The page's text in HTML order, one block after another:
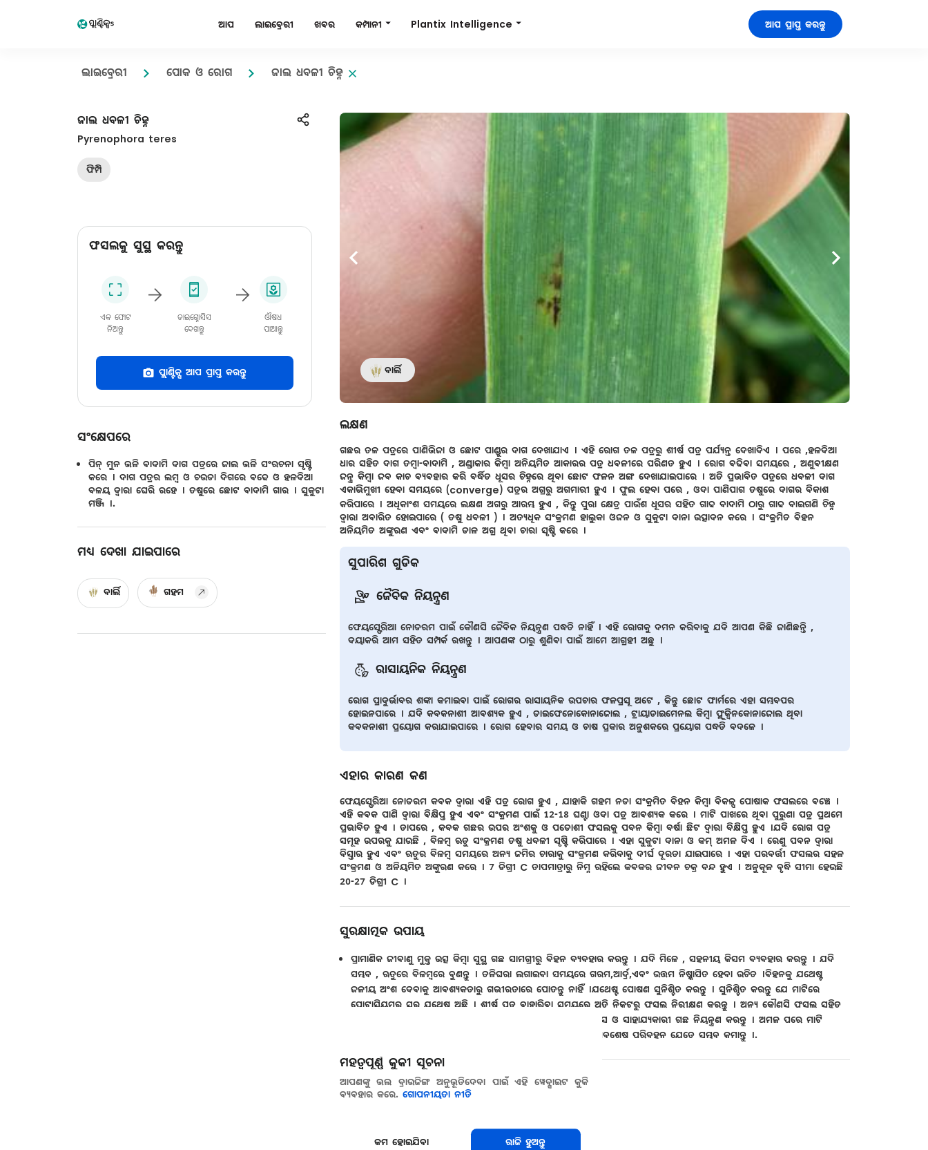
ଆପ ଲାଇବ୍ରେରୀ ଖବର କମ୍ପାନୀ Plantix Intelligence ଆପ ପ୍ରାପ୍ତ କରନ୍ତୁ
ଲାଇବ୍ରେରୀ ପୋକ ଓ ରୋଗ ଜାଲ ଧବଳୀ ଚିହ୍ନ
ଜାଲ ଧବଳୀ ଚିହ୍ନ
Pyrenophora teres
ଫିମ୍ପି
ଫସଲକୁ ସୁସ୍ଥ କରନ୍ତୁ
ଏକ ଫୋଟ
ନିଅନ୍ତୁ
ଡାଇଗ୍ନୋସିସ
ଦେଖନ୍ତୁ
ଔଷଧ
ପାଆନ୍ତୁ
ପ୍ଲାଣ୍ଟିକ୍ସ ଆପ ପ୍ରାପ୍ତ କରନ୍ତୁ
ସଂକ୍ଷେପରେ
ପିନ୍ ମୁନ ଭଳି ବାଦାମି ଦାଗ ପତ୍ରରେ ଜାଲ ଭଳି ସଂରଚନା ସୃଷ୍ଟି
କରେ । ଦାଗ ପତ୍ରର ଲମ୍ବ ଓ ଚଉଡା ଦିଗରେ ବଢେ ଓ ହଳଦିଆ
ବଳୟ ଦ୍ଵାରା ଘେରି ରହେ । ତଷୁରେ ଛୋଟ ବାଦାମି ଗାର । ସୁକୁଟା
ମଞ୍ଜି ।.
ମଧ୍ୟ ଦେଖା ଯାଇପାରେ
ବାର୍ଲି ଗହମ
ବାର୍ଲି
ଲକ୍ଷଣ
ଗଛର ତଳ ପତ୍ରରେ ପାଣିଭିଜା ଓ ଛୋଟ ପାଣ୍ଡୁର ଦାଗ ଦେଖାଯାଏ । ଏହି ରୋଗ ତଳ ପତ୍ରରୁ ଶୀର୍ଷ ପତ୍ର ପର୍ଯ୍ୟନ୍ତ ଦେଖାଦିଏ । ପରେ ,ହଳଦିଆ
ଧାର ସହିତ ଦାଗ ତମ୍ବା-ବାଦାମି , ଅଣ୍ଡାକାର କିମ୍ବା ଅନିୟମିତ ଆକାରର ପତ୍ର ଧବଳୀରେ ପରିଣତ ହୁଏ । ରୋଗ ବଢିବା ସମୟରେ , ଅଣୁବୀକ୍ଷଣ
ଜନ୍ତ୍ର କିମ୍ବା ଜବ କାଚ ବ୍ୟବହାର କରି ବର୍ଦ୍ଧିତ ଧୂସର ଚିହ୍ନରେ ଥିବା ଛୋଟ ଫଳନ ଅଙ୍ଗ ଦେଖାଯାଇପାରେ । ଅତି ପ୍ରଭାବିତ ପତ୍ରରେ ଧବଳୀ ଦାଗ
ଏକାଭିମୁଖୀ ହେବା ସମୟରେ (converge) ପତ୍ରର ଅଗ୍ରରୁ ଅଗମାରୀ ହୁଏ । ଫୁଲ ହେବା ପରେ , ଓଦା ପାଣିପାଗ ତଷୁରେ ଦାଗର ବିକାଶ
କରିପାରେ । ଅଧିକାଂଶ ସମୟରେ ଲକ୍ଷଣ ଅଗରୁ ଆରମ୍ଭ ହୁଏ , କିନ୍ତୁ ପୁରା କ୍ଷେତ୍ର ପାଉଁଶ ଧୂସର ସହିତ ଗାଢ ବାଦାମି ଠାରୁ ଗାଢ ବାଇଗଣି ଚିହ୍ନ
ଦ୍ଵାରା ଅବାରିତ ହୋଇପାରେ ( ତଷୁ ଧବଳୀ ) । ଅତ୍ୟଧିକ ସଂକ୍ରମଣ ହାଲୁକା ଓଜନ ଓ ସୁକୁଟା ଦାନା ଉତ୍ପାଦନ କରେ । ସଂକ୍ରମିତ ବିହନ
ଅନିୟମିତ ଅଙ୍କୁରଣ ଏବଂ ବାଦାମି ଡାଳ ଅଗ୍ର ଥିବା ଚାରା ସୃଷ୍ଟି କରେ ।
ସୁପାରିଶ ଗୁଡିକ
ଜୈବିକ ନିୟନ୍ତ୍ରଣ
ଫେୟସ୍ଫେରିଆ ନୋଡରମ ପାଇଁ କୌଣସି ଜୈବିକ ନିୟନ୍ତ୍ରଣ ପଦ୍ଧତି ନାହିଁ । ଏହି ରୋଗକୁ ଦମନ କରିବାକୁ ଯଦି ଆପଣ କିଛି ଜାଣିଛନ୍ତି ,
ଦୟାକରି ଆମ ସହିତ ସମ୍ପର୍କ ରଖନ୍ତୁ । ଆପଣଙ୍କ ଠାରୁ ଶୁଣିବା ପାଇଁ ଆମେ ଆଗ୍ରହୀ ଅଛୁ ।
ରାସାୟନିକ ନିୟନ୍ତ୍ରଣ
ରୋଗ ପ୍ରାଦୁର୍ଭାବର ଶଙ୍କା କମାଇବା ପାଇଁ ରୋଗର ରାସାୟନିକ ଉପଚାର ଫଳପ୍ରସୂ ଅଟେ , କିନ୍ତୁ ଛୋଟ ଫାର୍ମରେ ଏହା ସମ୍ଭବପର
ହୋଇନପାରେ । ଯଦି କବକନାଶୀ ଆବଶ୍ୟକ ହୁଏ , ଡାଇଫେନୋକୋନାଜୋଲ , ଟ୍ରାୟାଡାଇମେନଲ କିମ୍ବା ଫ୍ଲୁକ୍ଵିନକୋନାଜୋଲ ଥିବା
କବକନାଶୀ ପ୍ରୟୋଗ କରାଯାଇପାରେ । ରୋଗ ହେବାର ସମୟ ଓ ଚାଷ ପ୍ରକାର ଅନୁଶକରେ ପ୍ରୟୋଗ ପଦ୍ଧତି ବଦଳେ ।
ଏହାର କାରଣ କଣ
ଫେୟସ୍ଫେରିଆ ନୋଡରମ କବକ ଦ୍ଵାରା ଏହି ପତ୍ର ରୋଗ ହୁଏ , ଯାହାକି ଗହମ ନଡା ସଂକ୍ରମିତ ବିହନ କିମ୍ବା ବିକଳ୍ପ ପୋଷାକ ଫସଲରେ ବଞ୍ଚେ ।
ଏହି କବକ ପାଣି ଦ୍ଵାରା ବିକ୍ଷିପ୍ତ ହୁଏ ଏବଂ ସଂକ୍ରମଣ ପାଇଁ 12-18 ଘଣ୍ଟା ଓଦା ପତ୍ର ଆବଶ୍ୟକ କରେ । ମାଟି ପାଖରେ ଥିବା ପୁରୁଣା ପତ୍ର ପ୍ରଥମେ
ପ୍ରଭାବିତ ହୁଏ । ତାପରେ , କବକ ଗଛର ଉପର ଅଂଶକୁ ଓ ପଡୋଶୀ ଫସଲକୁ ପବନ କିମ୍ବା ବର୍ଷା ଛିଟ ଦ୍ଵାରା ବିକ୍ଷିପ୍ତ ହୁଏ ।ଯଦି ରୋଗ ପତ୍ର
ସମୂହ ଉପରକୁ ଯାଉଛି , ବିଳମ୍ବ ଋତୁ ସଂକ୍ରମଣ ତଷୁ ଧବଳୀ ସୃଷ୍ଟି କରିପାରେ । ଏହା ସୁକୁଟା ଦାନା ଓ କମ୍ ଅମଳ ଦିଏ । ରେଣୁ ପବନ ଦ୍ଵାରା
ବିସ୍ତାର ହୁଏ ଏବଂ ଋତୁର ବିଳମ୍ବ ସମୟରେ ଅନ୍ୟ ଜମିର ଚାରାକୁ ସଂକ୍ରମଣ କରିବାକୁ ଦୀର୍ଘ ଦୂରତା ଯାଇପାରେ । ଏହା ପରବର୍ତ୍ତୀ ଫସଲର ସହଳ
ସଂକ୍ରମଣ ଓ ଅନିୟମିତ ଅଙ୍କୁରଣ କରେ । 7 ଡିଗ୍ରୀ C ତାପମାତ୍ରାରୁ ନିମ୍ନ ରହିଲେ କବକର ଜୀବନ ଚକ୍ର ବନ୍ଦ ହୁଏ । ଅନୁକୂଳ ବୃଦ୍ଧି ସୀମା ହେଉଛି
20-27 ଡିଗ୍ରୀ C ।
ସୁରକ୍ଷାତ୍ମକ ଉପାୟ
ପ୍ରାମାଣିକ ଜୀବାଣୁ ମୁକ୍ତ ଉତ୍ସ କିମ୍ବା ସୁସ୍ଥ ଗଛ ସାମଗ୍ରୀରୁ ବିହନ ବ୍ୟବହାର କରନ୍ତୁ । ଯଦି ମିଳେ , ସହନୀୟ କିସମ ବ୍ୟବହାର କରନ୍ତୁ । ଯଦି
ସମ୍ଭବ , ଋତୁରେ ବିଳମ୍ବରେ ବୁଣନ୍ତୁ । ତଳିଘରା ଲଗାଇବା ସମୟରେ ଗରମ,ଆର୍ଦ୍ର,ଏବଂ ଉତ୍ତମ ନିଷ୍କାସିତ ହେବା ଉଚିତ ।ବିହନକୁ ଯଥେଷ୍ଟ
ଜଳୀୟ ଅଂଶ ଦେବାକୁ ଆବଶ୍ୟକତାରୁ ଗଭୀରତାରେ ପୋତନ୍ତୁ ନାହିଁ ।ଯଥେଷ୍ଟ ପୋଷଣ ସୁନିଶ୍ଚିତ କରନ୍ତୁ । ସୁନିଶ୍ଚିତ କରନ୍ତୁ ଯେ ମାଟିରେ
ପୋଟାସିୟମର ସ୍ତର ଯଥେଷ୍ଟ ଅଛି । ଶୀର୍ଷ ପତ୍ର ବାହାରିବା ସମୟରେ ଅତି ନିକଟରୁ ଫସଲ ନିରୀକ୍ଷଣ କରନ୍ତୁ । ଅନ୍ୟ କୌଣସି ଫସଲ ସହିତ
ପର୍ଯ୍ୟାୟ କରନ୍ତୁ , ଏକ ଦୁଇ ବର୍ଷର ବିରତି ଆବଶ୍ୟକ ହୋଇପାରେ । ଘାସ ଓ ସାହାଯ୍ୟକାରୀ ଗଛ ନିୟନ୍ତ୍ରଣ କରନ୍ତୁ । ଅମଳ ପରେ ମାଟି
ଭିତରେ ଗଛ ଅବଶେଷକୁ ପୋତିବା ପାଇଁ ଗଭୀର ହଳ କରନ୍ତୁ । ଖୁଣ୍ଟା ଅବଶେଷ ପରିବହନ ଯେତେ ସମ୍ଭବ କମାନ୍ତୁ ।.
ସେୟାର କରନ୍ତୁ
ମହତ୍ୱପୂର୍ଣ୍ଣ କୁକୀ ସୂଚନା
ଆପଣଙ୍କୁ ଭଲ ବ୍ରାଉଜିଙ୍ଗ ଅନୁଭୂତିଦେବା ପାଇଁ ଏହି ୱେବ୍ସାଇଟ କୁକି
ବ୍ୟବହାର କରେ. ଗୋପନୀୟତା ନୀତି
କମ ହୋଇଯିବା ରାଜି ହୁଅନ୍ତୁ